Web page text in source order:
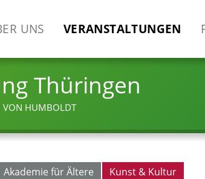
UNS VERANSTALTUNGEN
Thüringen
VON HUMBOLDT
Akademie für Ältere Kunst & Kultur